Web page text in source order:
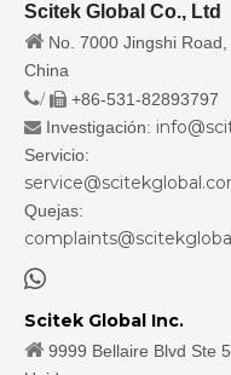
Scitek Global Co., Ltd
 No. 7000 Jingshi
China
/  +86-531-82893797
 Investigación:
Servicio:
Quejas:

Scitek Global Inc.
 9999 Bellaire Blvd Ste